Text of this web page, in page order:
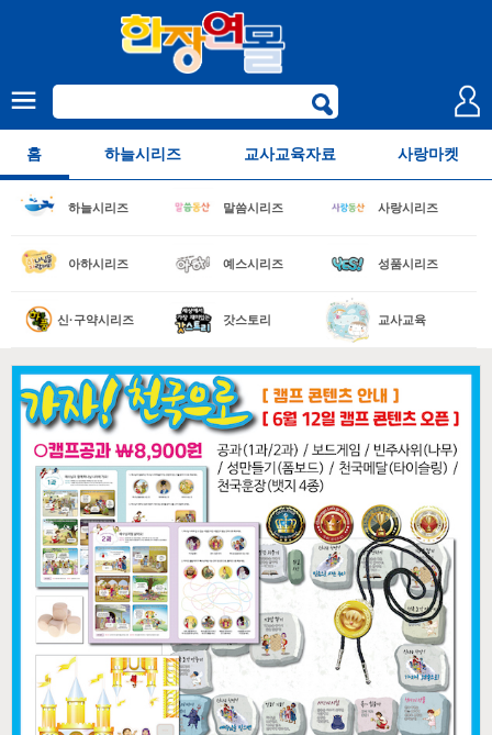
홈 하늘시리즈 교사교육자료 사랑마켓
하늘시리즈 말씀시리즈 사랑시리즈
아하시리즈 예스시리즈 성품시리즈
신·구약시리즈 갓스토리 교사교육